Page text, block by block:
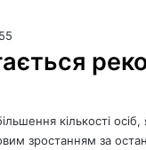
кількості
зростанням за